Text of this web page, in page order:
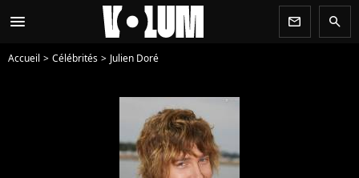
menu newsletter search
Accueil Célébrités Julien Doré